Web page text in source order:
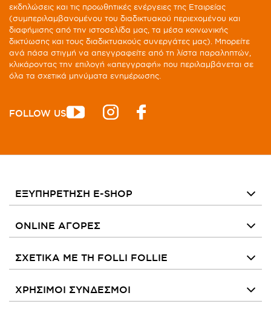
εκδηλώσεις και τις προωθητικές ενέργειες της Εταιρείας
(συμπεριλαμβανομένου του διαδικτυακού περιεχομένου και
διαφήμισης από την ιστοσελίδα μας, τα μέσα κοινωνικής
δικτύωσης και τους διαδικτυακούς συνεργάτες μας). Μπορείτε
ανά πάσα στιγμή να απεγγραφείτε από τη λίστα παραληπτών,
κλικάροντας την επιλογή «απεγγραφή» που περιλαμβάνεται σε
όλα τα σχετικά μηνύματα ενημέρωσης.
FOLLOW US
ΕΞΥΠΗΡΕΤΗΣΗ E-SHOP
ONLINE ΑΓΟΡΕΣ
ΣΧΕΤΙΚΑ ΜΕ ΤΗ FOLLI FOLLIE
ΧΡΗΣΙΜΟΙ ΣΥΝΔΕΣΜΟΙ